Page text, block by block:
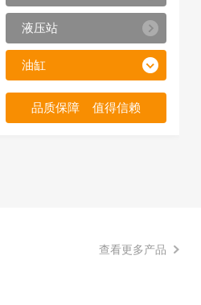
液压站
油缸
品质保障 值得信赖
查看更多产品